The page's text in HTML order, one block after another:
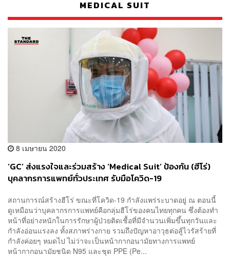
MEDICAL SUIT
8 เมษายน 2020
‘GC’ ส่งแรงใจและร่วมสร้าง ‘Medical Suit’ ป้องกัน (ฮีโร่)
บุคลากรการแพทย์ทั่วประเทศ รับมือโควิด-19
สถานการณ์สร้างฮีโร่ ขณะที่โควิด-19 กำลังแพร่ระบาดอยู่ ณ ตอนนี้
ดูเหมือนว่าบุคลากรการแพทย์คือกลุ่มฮีโร่ของคนไทยทุกคน ซึ่งต้องทำ
หน้าที่อย่างหนักในการรักษาผู้ป่วยติดเชื้อที่มีจำนวนเพิ่มขึ้นทุกวันและ
กำลังอ่อนแรงลง ทั้งสภาพร่างกาย รวมถึงปัญหาอาวุธต่อสู้ไวรัสร้ายที่
กำลังค่อยๆ หมดไป ไม่ว่าจะเป็นหน้ากากอนามัยทางการแพทย์
หน้ากากอนามัยชนิด N95 และชุด PPE (Pe...